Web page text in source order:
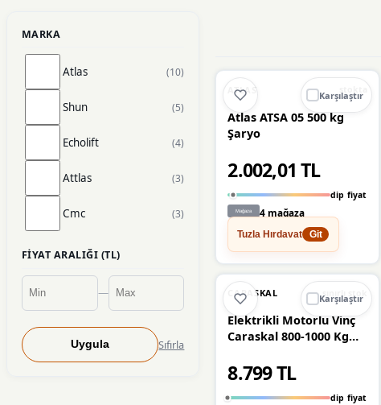
MARKA
Atlas (10)
Shun (5)
Echolift (4)
Attlas (3)
Cmc (3)
Mannesmann
Grangos
FIYAT ARALIĞI (TL)
—
Uygula Sıfırla
Karşılaştır
%65 🔥%65 DÜŞTÜ
ATLAS
Atlas ATSA 05 500 kg
Şaryo
2.002,01 TL
dip fiyat
4 mağaza
Tuzla Hırdavat Git
Karşılaştır
🔥
CARASKAL
Elektrikli Motorlu Vinç
Caraskal 800-1000 Kg
Kaldırma Makinesi
Kumandalı
8.799 TL
dip fiyat